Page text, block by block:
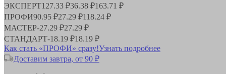
ЭКСПЕРТ127.33 ₽36.38 ₽163.71 ₽
ПРОФИ90.95 ₽27.29 ₽118.24 ₽
МАСТЕР-27.29 ₽27.29 ₽
СТАНДАРТ-18.19 ₽18.19 ₽
Как стать «ПРОФИ» сразу!Узнать подробнее
Доставим завтра, от 90 ₽